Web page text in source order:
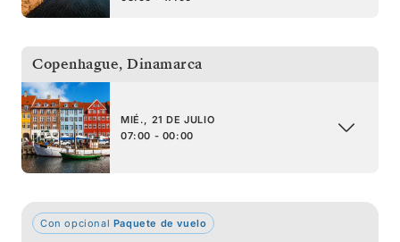
Copenhague, Dinamarca
MIÉ., 21 DE JULIO
07:00 - 00:00
Con opcional Paquete de vuelo